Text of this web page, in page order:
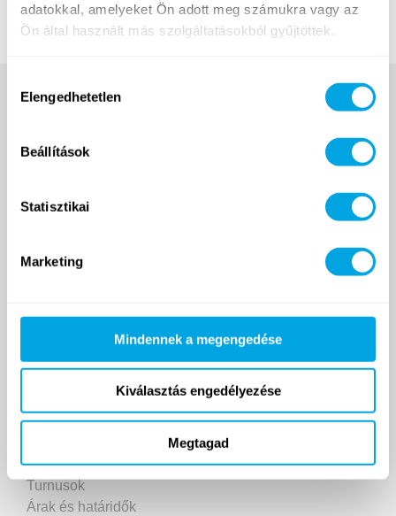
adatokkal, amelyeket Ön adott meg számukra vagy az
Ön által használt más szolgáltatásokból gyűjtöttek.
kiválasztása
Elengedhetetlen
Beállítások
Statisztikai
Marketing
Mindennek a megengedése
Kiválasztás engedélyezése
Megtagad
Árak
Jelentkezés és ÁSZF
Helyszínek
Turnusok
Árak és határidők